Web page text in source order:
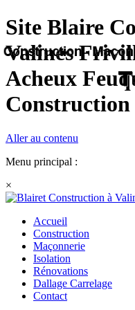
Site Blaire
Valines
Acheux
Construction
Aller au contenu
Menu principal :
×
Accueil
Construction
Maçonnerie
Isolation
Rénovations
Dallage Carrelage
Contact